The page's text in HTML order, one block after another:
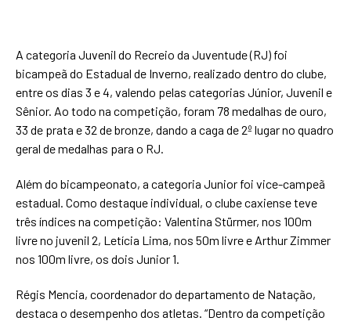
A categoria Juvenil do Recreio da Juventude (RJ) foi
bicampeã do Estadual de Inverno, realizado dentro do clube,
entre os dias 3 e 4, valendo pelas categorias Júnior, Juvenil e
Sênior. Ao todo na competição, foram 78 medalhas de ouro,
33 de prata e 32 de bronze, dando a caga de 2º lugar no quadro
geral de medalhas para o RJ.
Além do bicampeonato, a categoria Junior foi vice-campeã
estadual. Como destaque individual, o clube caxiense teve
três índices na competição: Valentina Stürmer, nos 100m
livre no juvenil 2, Letícia Lima, nos 50m livre e Arthur Zimmer
nos 100m livre, os dois Junior 1.
Régis Mencia, coordenador do departamento de Natação,
destaca o desempenho dos atletas. “Dentro da competição